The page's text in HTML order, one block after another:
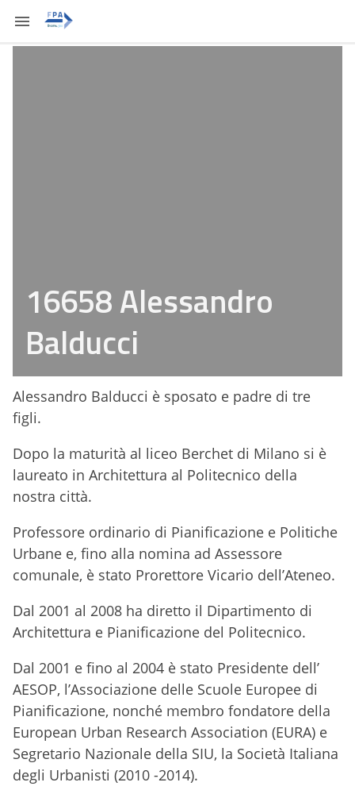
16658 Alessandro
Balducci
Alessandro Balducci è sposato e padre di tre
figli.
Dopo la maturità al liceo Berchet di Milano si è
laureato in Architettura al Politecnico della
nostra città.
Professore ordinario di Pianificazione e Politiche
Urbane e, fino alla nomina ad Assessore
comunale, è stato Prorettore Vicario dell’Ateneo.
Dal 2001 al 2008 ha diretto il Dipartimento di
Architettura e Pianificazione del Politecnico.
Dal 2001 e fino al 2004 è stato Presidente dell’
AESOP, l’Associazione delle Scuole Europee di
Pianificazione, nonché membro fondatore della
European Urban Research Association (EURA) e
Segretario Nazionale della SIU, la Società Italiana
degli Urbanisti (2010 -2014).